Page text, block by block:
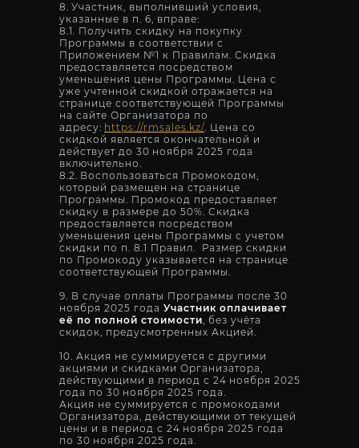
8. Участник, выполнивший условия,
указанные в п. 6, вправе:
8.1. Получить скидку на покупку
Программы в соответствии с
Приложением №1 к Правилам. Скидка
предоставляется посредством
уменьшения цены Программы. Цена с
уже учтенной скидкой отражается на
странице соответствующей Программы
на сайте Организатора по
адресу: https://rmsales.kz/. Цена со
скидкой является окончательной и
действует до 30 ноября 2025 года
включительно.
8.2. Воспользоваться Промокодом,
который размещен на странице
Программы. Промокод предоставляет
скидку в размере до 50%. Скидка
предоставляется посредством
уменьшения цены Программы с учетом
скидки по п. 8.1 Правил. Размер скидки
по Промокоду указывается на странице
соответствующей Программы.
9. В случае оплаты Программы после 30
ноября 2025 года Участник оплачивает
её по полной стоимости, без учёта
скидок, предусмотренных Акцией.
10. Акция не суммируется с другими
акциями и скидками Организатора,
действующими в период с 24 ноября 2025
года по 30 ноября 2025 года.
Акция не суммируется с промокодами
Организатора, действующими от текущей
цены и в период с 24 ноября 2025 года
по 30 ноября 2025 года.